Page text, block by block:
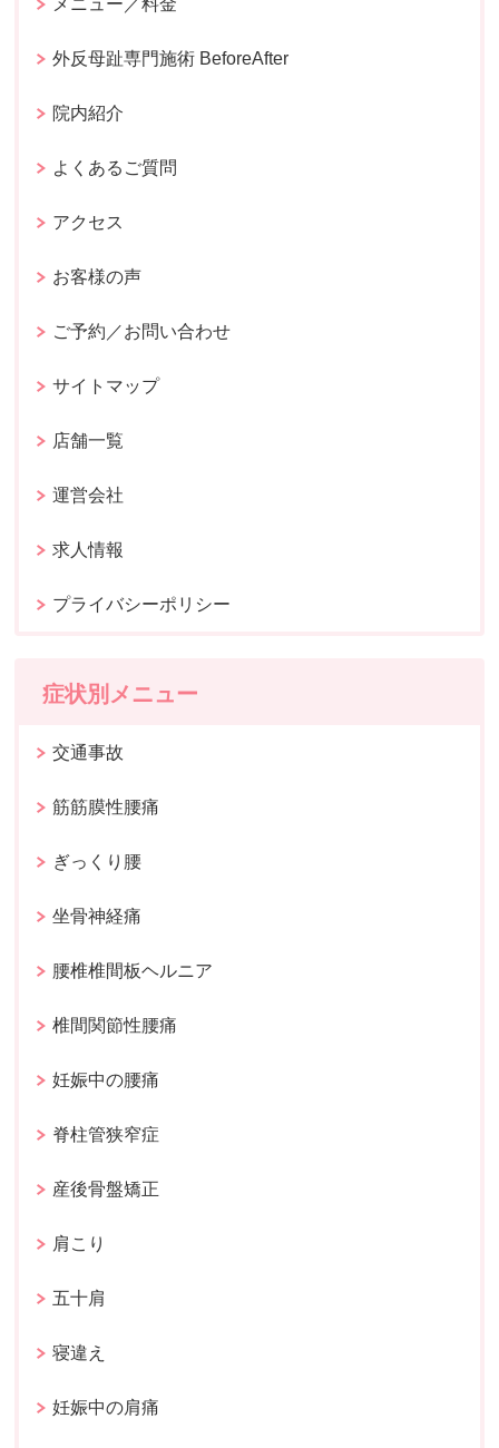
メニュー／料金
外反母趾専門施術 BeforeAfter
院内紹介
よくあるご質問
アクセス
お客様の声
ご予約／お問い合わせ
サイトマップ
店舗一覧
運営会社
求人情報
プライバシーポリシー
症状別メニュー
交通事故
筋筋膜性腰痛
ぎっくり腰
坐骨神経痛
腰椎椎間板ヘルニア
椎間関節性腰痛
妊娠中の腰痛
脊柱管狭窄症
産後骨盤矯正
肩こり
五十肩
寝違え
妊娠中の肩痛